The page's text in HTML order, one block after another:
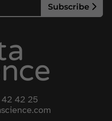
Subscribe
42 25